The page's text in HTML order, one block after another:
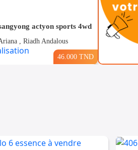
actyon sports 4wd
, Riadh Andalous
46.000 TND